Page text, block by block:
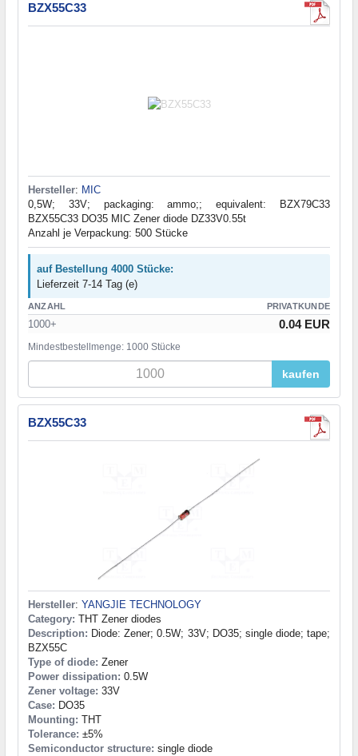
BZX55C33
Hersteller: MIC
0,5W; 33V; packaging: ammo;; equivalent: BZX79C33
BZX55C33 DO35 MIC Zener diode DZ33V0.55t
Anzahl je Verpackung: 500 Stücke
auf Bestellung 4000 Stücke:
Lieferzeit 7-14 Tag (e)
ANZAHL PRIVATKUNDE
1000+ 0.04 EUR
Mindestbestellmenge: 1000 Stücke
kaufen
BZX55C33
Hersteller: YANGJIE TECHNOLOGY
Category: THT Zener diodes
Description: Diode: Zener; 0.5W; 33V; DO35; single diode; tape;
BZX55C
Type of diode: Zener
Power dissipation: 0.5W
Zener voltage: 33V
Case: DO35
Mounting: THT
Tolerance: ±5%
Semiconductor structure: single diode